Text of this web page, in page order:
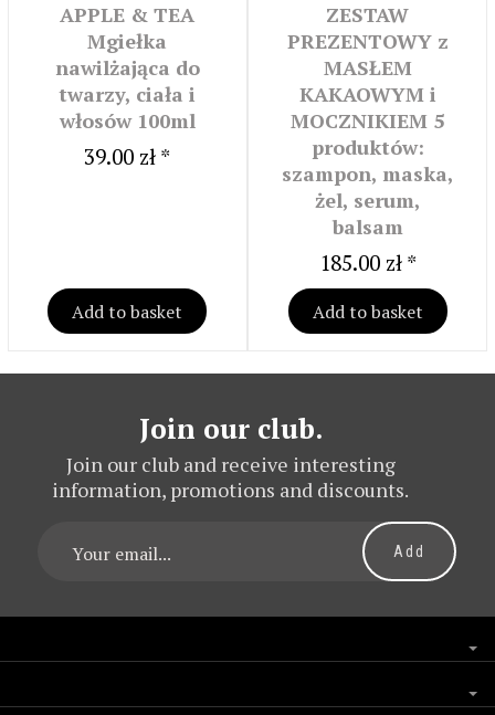
APPLE & TEA
Mgiełka
nawilżająca do
twarzy, ciała i
włosów 100ml
39.00 zł *
Add to basket
ZESTAW
PREZENTOWY z
MASŁEM
KAKAOWYM i
MOCZNIKIEM 5
produktów:
szampon, maska,
żel, serum,
balsam
185.00 zł *
Add to basket
Join our club.
Join our club and receive interesting
information, promotions and discounts.